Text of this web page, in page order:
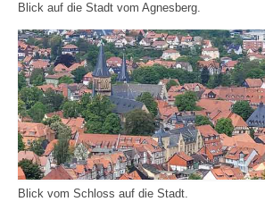
Blick auf die Stadt vom Agnesberg.
Blick vom Schloss auf die Stadt.